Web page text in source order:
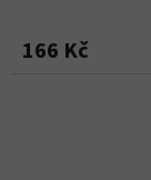
166 Kč